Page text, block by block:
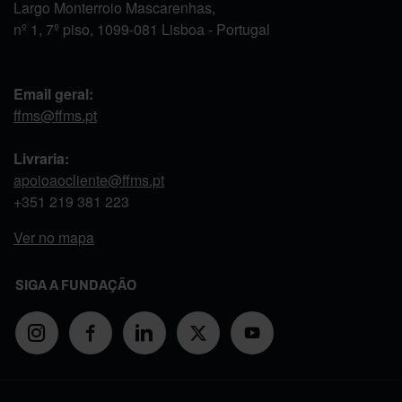
Largo Monterroio Mascarenhas,
nº 1, 7º piso, 1099-081 Lisboa - Portugal
Email geral:
ffms@ffms.pt
Livraria:
apoioaocliente@ffms.pt
+351 219 381 223
Ver no mapa
SIGA A FUNDAÇÃO